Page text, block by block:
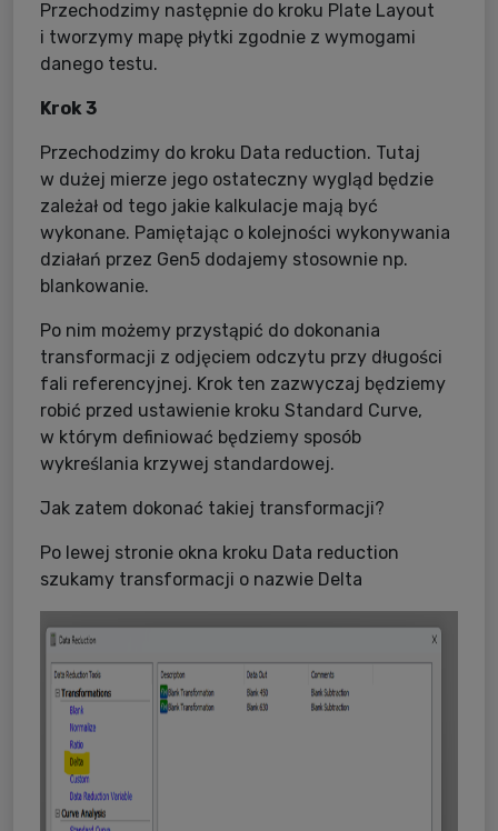
Przechodzimy następnie do kroku Plate Layout
i tworzymy mapę płytki zgodnie z wymogami
danego testu.
Krok 3
Przechodzimy do kroku Data reduction. Tutaj
w dużej mierze jego ostateczny wygląd będzie
zależał od tego jakie kalkulacje mają być
wykonane. Pamiętając o kolejności wykonywania
działań przez Gen5 dodajemy stosownie np.
blankowanie.
Po nim możemy przystąpić do dokonania
transformacji z odjęciem odczytu przy długości
fali referencyjnej. Krok ten zazwyczaj będziemy
robić przed ustawienie kroku Standard Curve,
w którym definiować będziemy sposób
wykreślania krzywej standardowej.
Jak zatem dokonać takiej transformacji?
Po lewej stronie okna kroku Data reduction
szukamy transformacji o nazwie Delta